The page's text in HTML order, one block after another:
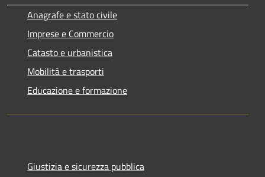
Anagrafe e stato civile
Imprese e Commercio
Catasto e urbanistica
Mobilità e trasporti
Educazione e formazione
Giustizia e sicurezza pubblica